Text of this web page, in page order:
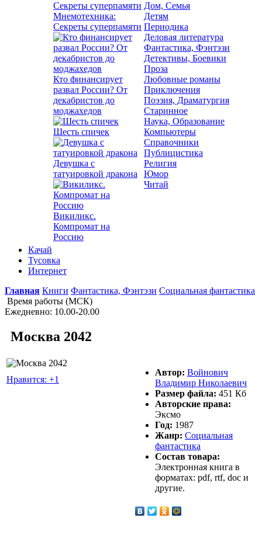
Мнемотехника:
Секреты суперпамяти
Кто финансирует
развал России? От
декабристов до
моджахедов
Шесть спичек
Девушка с
татуировкой дракона
Викиликс.
Компромат на
Россию
Дом, Семья
Детям
Периодика
Деловая литература
Фантастика, Фэнтэзи
Детективы, Боевики
Проза
Любовные романы
Приключения
Поэзия, Драматургия
Старинное
Наука, Образование
Компьютеры
Справочники
Публицистика
Религия
Юмор
Читай
Качай
Тусовка
Интернет
Главная Книги Фантастика, Фэнтэзи Социальная фантастика
Время работы (МСК)
Ежедневно: 10.00-20.00
Москва 2042
Нравится: +1
Автор: Войнович
Владимир Николаевич
Размер файла: 451 Кб
Авторские права:
Эксмо
Год: 1987
Жанр: Социальная
фантастика
Состав товара:
Электронная книга в
форматах: pdf, rtf, doc и
другие.